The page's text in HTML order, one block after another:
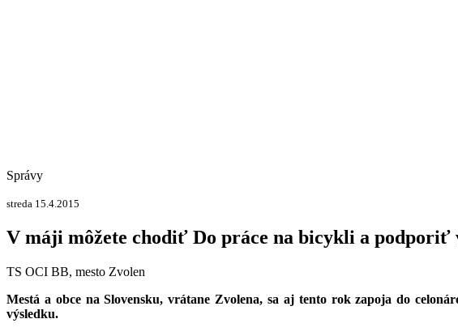
Správy
streda 15.4.2015
V máji môžete chodiť Do práce na bicykli a podporiť
TS OCI BB, mesto Zvolen
Mestá a obce na Slovensku, vrátane Zvolena, sa aj tento rok zapoja do
výsledku.